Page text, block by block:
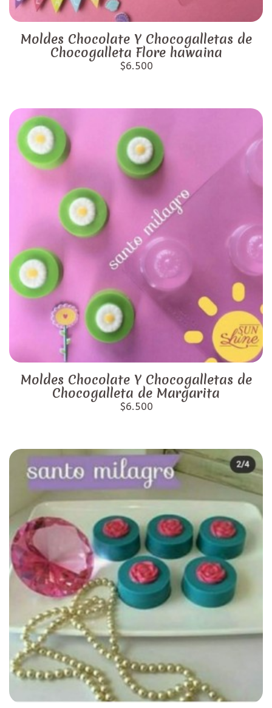
Moldes Chocolate Y Chocogalletas de
Chocogalleta Flore hawaina
$6.500
Moldes Chocolate Y Chocogalletas de
Chocogalleta de Margarita
$6.500